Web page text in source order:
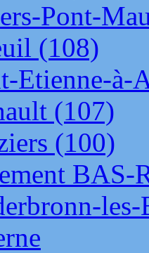
Pont-
(108)
Etienne-à-
(107)
(100)
BAS-